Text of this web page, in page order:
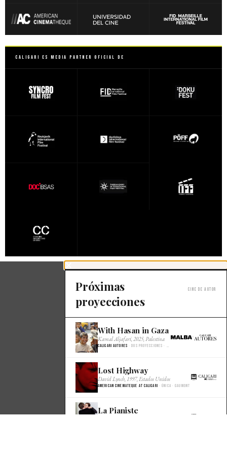
Caligari es Media Partner Oficial de
Próximas
proyecciones
Cine de autor
With Hasan in Gaza
Kamal Aljafari, 2025, Palestina
Caligari Autores · Dos proyecciones · Malba Cine
×
Lost Highway
David Lynch, 1997, Estados Unidos
American Cinemateque at Caligari · Única · Gaumont
×
La Pianiste